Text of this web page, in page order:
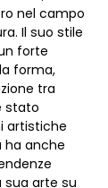
nel campo
Il suo stile
forte
forma,
tra
stato
artistiche
ha anche
sua arte su